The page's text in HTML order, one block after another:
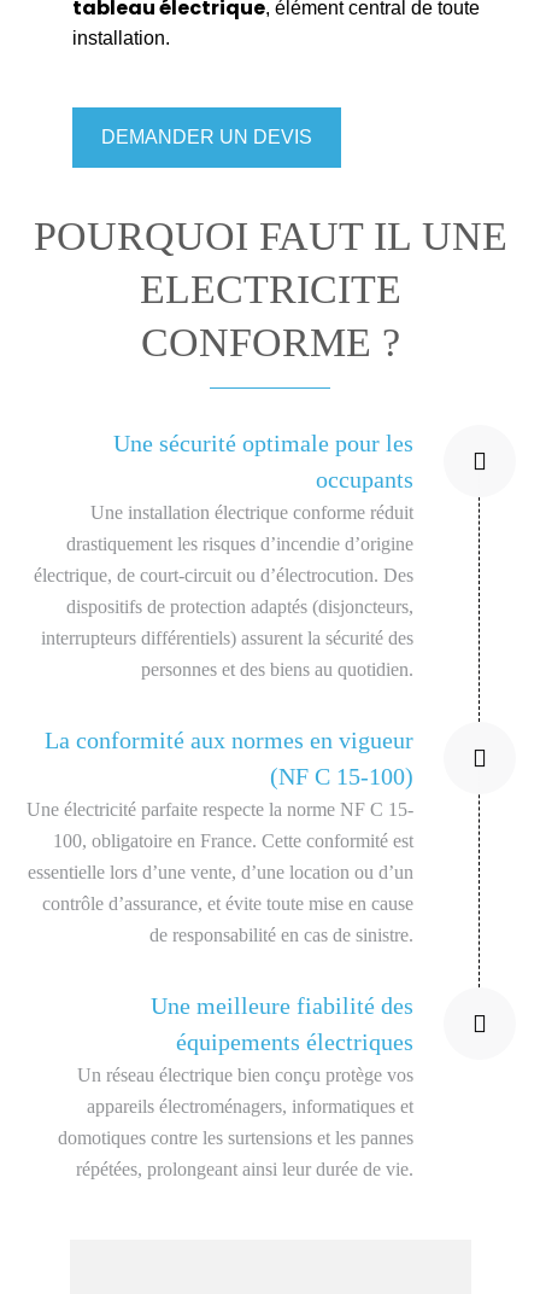
tableau électrique, élément central de toute
installation.
DEMANDER UN DEVIS
POURQUOI FAUT IL UNE
ELECTRICITE
CONFORME ?
Une sécurité optimale pour les
occupants
Une installation électrique conforme réduit
drastiquement les risques d’incendie d’origine
électrique, de court-circuit ou d’électrocution. Des
dispositifs de protection adaptés (disjoncteurs,
interrupteurs différentiels) assurent la sécurité des
personnes et des biens au quotidien.
La conformité aux normes en vigueur
(NF C 15-100)
Une électricité parfaite respecte la norme NF C 15-
100, obligatoire en France. Cette conformité est
essentielle lors d’une vente, d’une location ou d’un
contrôle d’assurance, et évite toute mise en cause
de responsabilité en cas de sinistre.
Une meilleure fiabilité des
équipements électriques
Un réseau électrique bien conçu protège vos
appareils électroménagers, informatiques et
domotiques contre les surtensions et les pannes
répétées, prolongeant ainsi leur durée de vie.